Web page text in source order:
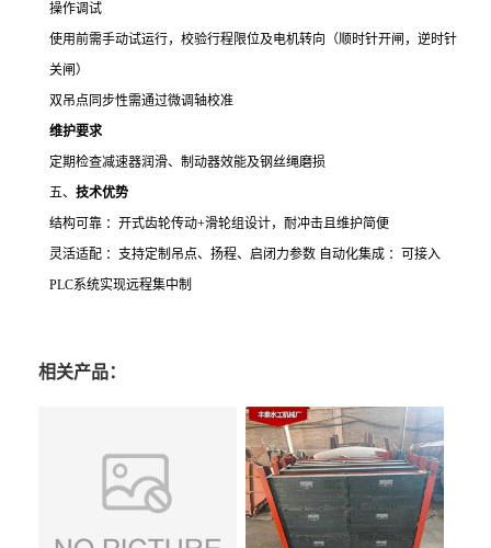
操作调试
使用前需手动试运行，校验行程限位及电机转向（顺时针开闸，逆时针
关闸）
双吊点同步性需通过微调轴校准
维护要求
定期检查减速器润滑、制动器效能及钢丝绳磨损
五、 技术优势
结构可靠 ：开式齿轮传动+滑轮组设计，耐冲击且维护简便
灵活适配 ：支持定制吊点、扬程、启闭力参数 自动化集成 ：可接入
PLC系统实现远程集中制
相关产品：